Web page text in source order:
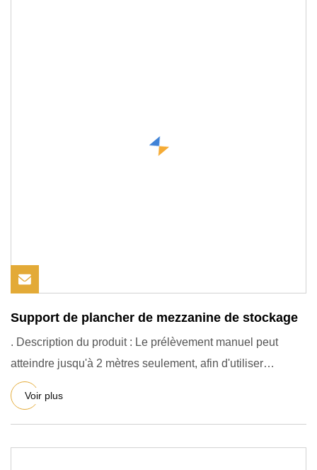
Support de plancher de mezzanine de stockage
. Description du produit : Le prélèvement manuel peut
atteindre jusqu'à 2 mètres seulement, afin d'utiliser
pleinement
Voir plus